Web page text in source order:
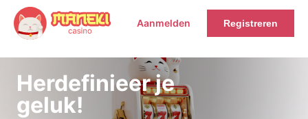
Aanmelden Registreren
Herdefinieer je
geluk!